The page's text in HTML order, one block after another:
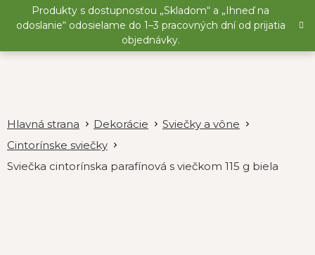
Produkty s dostupnosťou „Skladom“ a „Ihneď na
odoslanie“ odosielame do 1–3 pracovných dní od prijatia
objednávky.
Dekorácie
Sviečky a vône
Cintorínske sviečky
Sviečka cintorínska parafínová s viečkom 115 g biela